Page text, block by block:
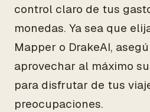
control claro de tus
monedas. Ya sea que
Mapper o DrakeAI,
aprovechar al máximo
para disfrutar de tus
preocupaciones.